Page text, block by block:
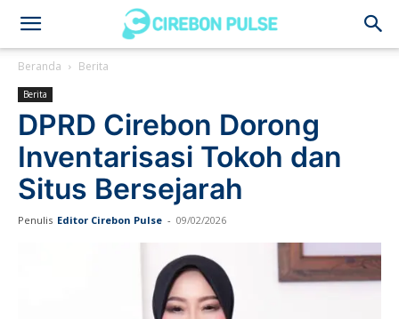
Cirebon
Pulse
Beranda Berita
Berita
DPRD Cirebon Dorong
Inventarisasi Tokoh dan
Situs Bersejarah
Penulis Editor Cirebon Pulse - 09/02/2026